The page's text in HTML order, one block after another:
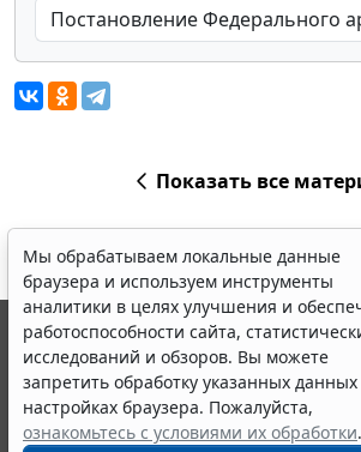
Показать все
Мы обрабатываем локальные данные
браузера и используем инструменты
аналитики в целях улучшения и
работоспособности сайта,
исследований и обзоров. Вы можете
запретить обработку указанных данных
настройках браузера. Пожалуйста,
ознакомьтесь с условиями их обработки.
© ООО "НПП "ГАРАНТ-СЕРВИС", 2026.
выпускается с 1990 года. Компания
являются участниками Российской
информации ГАРАНТ.